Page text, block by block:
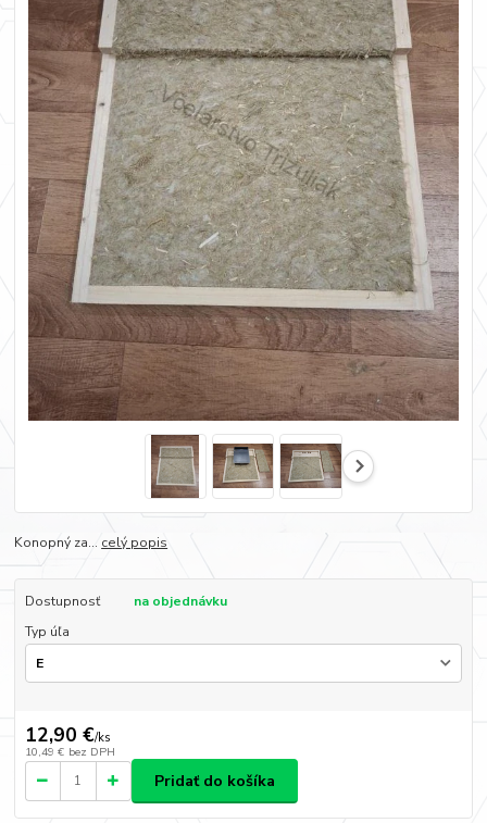
Konopný za... celý popis
Dostupnosť
na objednávku
Typ úľa
12,90 €/ks
10,49 € bez DPH
Pridať do košíka